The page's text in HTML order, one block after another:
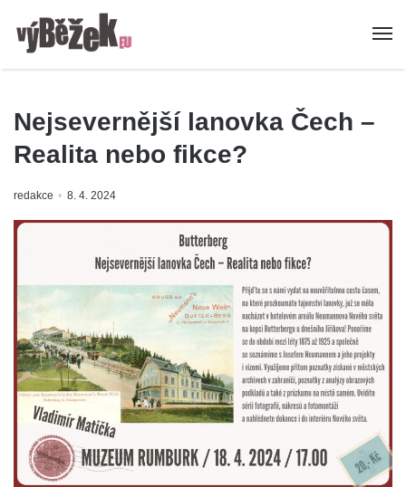
Nejsevernější lanovka Čech –
Realita nebo fikce?
redakce 8. 4. 2024